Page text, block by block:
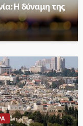
Η δύναμη της